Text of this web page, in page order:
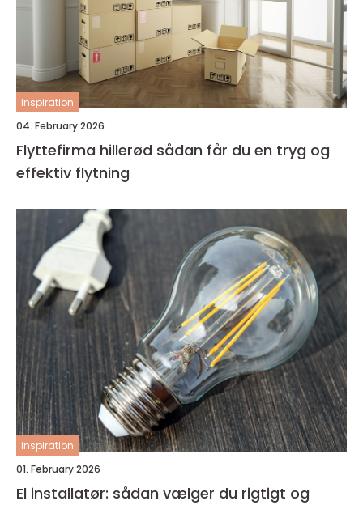
inspiration
04. February 2026
Flyttefirma hillerød sådan får du en tryg og
effektiv flytning
inspiration
01. February 2026
El installatør: sådan vælger du rigtigt og